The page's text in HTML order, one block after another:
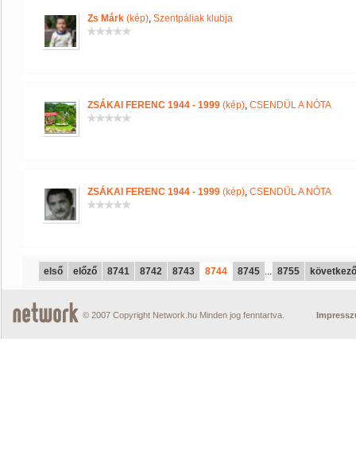
Zs Márk (kép), Szentpáliak klubja
ZSÁKAI FERENC 1944 - 1999 (kép), CSENDÜL A NÓTA
ZSÁKAI FERENC 1944 - 1999 (kép), CSENDÜL A NÓTA
első előző 8741 8742 8743 8744 8745 ... 8755 következő
© 2007 Copyright Network.hu Minden jog fenntartva.